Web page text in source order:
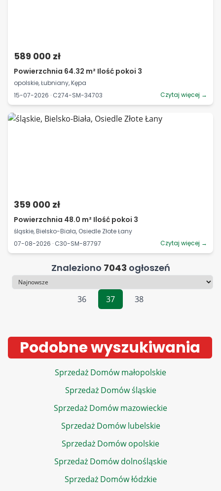
589 000 zł
Powierzchnia 64.32 m² Ilość pokoi 3
opolskie, Łubniany, Kępa
15-07-2026 · C274-SM-34703
Czytaj więcej →
359 000 zł
Powierzchnia 48.0 m² Ilość pokoi 3
śląskie, Bielsko-Biała, Osiedle Złote Łany
07-08-2026 · C30-SM-87797
Czytaj więcej →
Znaleziono 7043 ogłoszeń
Sortowanie
36
37 38
Podobne wyszukiwania
Sprzedaż Domów małopolskie
Sprzedaż Domów śląskie
Sprzedaż Domów mazowieckie
Sprzedaż Domów lubelskie
Sprzedaż Domów opolskie
Sprzedaż Domów dolnośląskie
Sprzedaż Domów łódzkie